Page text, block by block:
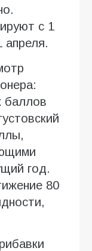
с 1
апреля.
баллов
год.
80